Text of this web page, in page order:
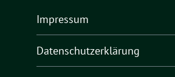
Impressum
Datenschutzerklärung